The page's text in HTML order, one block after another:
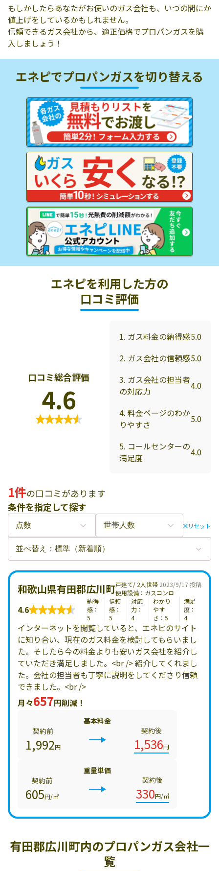
もしかしたらあなたがお使いのガス会社も、いつの間にか
値上げをしているかもしれません。
信頼できるガス会社から、適正価格でプロパンガスを購
入しましょう！
エネピでプロパンガスを切り替える
エネピを利用した方の
口コミ評価
口コミ総合評価
4.6
1. ガス料金の納得感5.0
2. ガス会社の信頼感5.0
3. ガス会社の担当者
の対応力
4.0
4. 料金ページのわか
りやすさ
5.0
5. コールセンターの
満足度
4.0
1件の口コミがあります
条件を指定して探す
リセット
2023/9/17 投稿
和歌山県有田郡広川町戸建て/ 2人世帯
使用設備：ガスコンロ
4.6
納得
感：
5
信頼
感：
5
対応
力：
4
わかり
やす
さ：5
満足
度：
4
インターネットを閲覧していると、エネピのサイト
に知り合い、現在のガス料金を検討してもらいまし
た。そしたら今の料金よりも安いガス会社を紹介し
ていただき満足しました。<br /> 紹介してくれまし
た。会社の担当者も丁寧に説明をしてくださり信頼
できました。<br />
月々657円削減！
基本料金
契約前
1,992円
契約後
1,536円
重量単価
契約前
605円/㎥
契約後
330円/㎥
有田郡広川町内のプロパンガス会社一
覧